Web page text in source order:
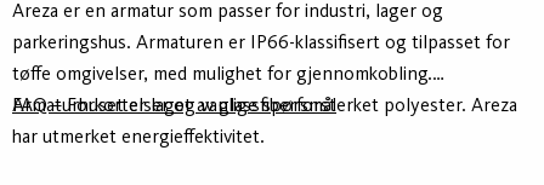
Areza er en armatur som passer for industri, lager og
parkeringshus. Armaturen er IP66-klassifisert og tilpasset for
tøffe omgivelser, med mulighet for gjennomkobling.
Armaturhuset er laget av glassfiberforsterket polyester. Areza
har utmerket energieffektivitet.
FAQ – Forkortelser og vanlige spørsmål